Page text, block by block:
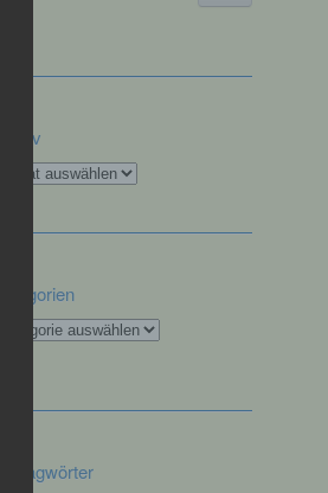
Archiv
Archiv
Kategorien
Kategorien
Schlagwörter